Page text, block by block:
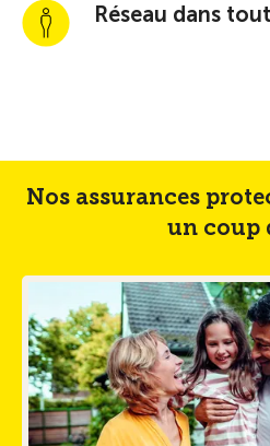
Réseau dans
Nos assurances
un coup